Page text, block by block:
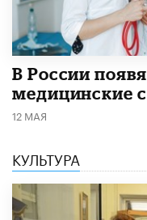
В России
медицинские
12 МАЯ
КУЛЬТУРА